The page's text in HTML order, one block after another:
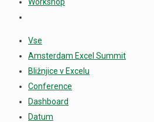
Vse
Amsterdam Excel Summit
Bližnjice v Excelu
Conference
Dashboard
Datum